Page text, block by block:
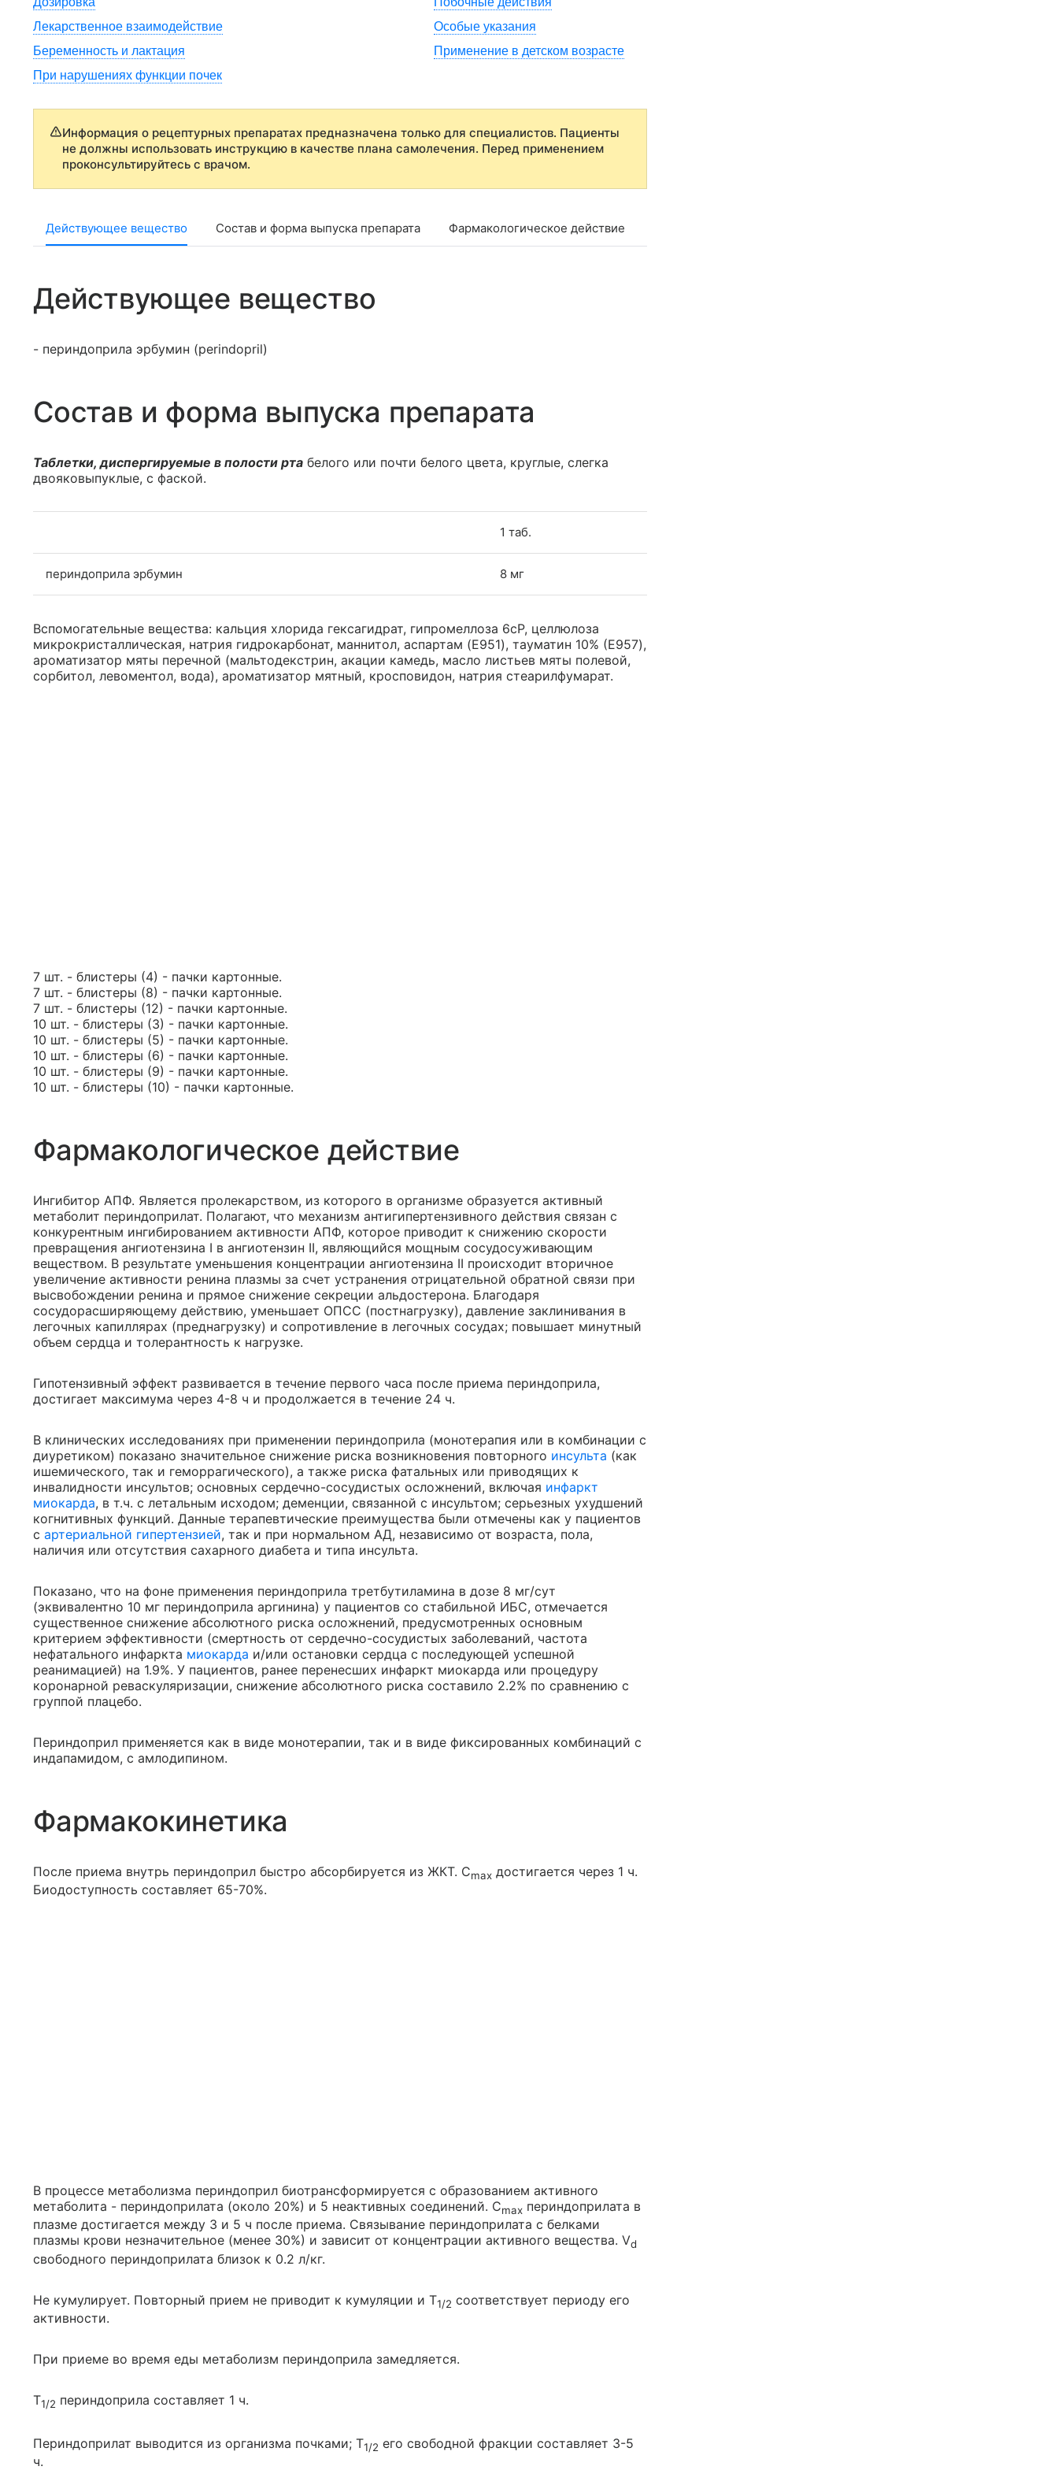
Лекарственное взаимодействие
Особые указания
Беременность и лактация
Применение в детском возрасте
При нарушениях функции почек
Информация о рецептурных препаратах предназначена только для специалистов. Пациенты
не должны использовать инструкцию в качестве плана самолечения. Перед применением
проконсультируйтесь с врачом.
Действующее вещество Состав и форма выпуска препарата Фармакологическое действие
Действующее вещество
- периндоприла эрбумин (perindopril)
Состав и форма выпуска препарата
Таблетки, диспергируемые в полости рта белого или почти белого цвета, круглые, слегка
двояковыпуклые, с фаской.
1 таб.
периндоприла эрбумин 8 мг
Вспомогательные вещества: кальция хлорида гексагидрат, гипромеллоза 6cP, целлюлоза
микрокристаллическая, натрия гидрокарбонат, маннитол, аспартам (E951), тауматин 10% (E957),
ароматизатор мяты перечной (мальтодекстрин, акации камедь, масло листьев мяты полевой,
сорбитол, левоментол, вода), ароматизатор мятный, кросповидон, натрия стеарилфумарат.
7 шт. - блистеры (4) - пачки картонные.
7 шт. - блистеры (8) - пачки картонные.
7 шт. - блистеры (12) - пачки картонные.
10 шт. - блистеры (3) - пачки картонные.
10 шт. - блистеры (5) - пачки картонные.
10 шт. - блистеры (6) - пачки картонные.
10 шт. - блистеры (9) - пачки картонные.
10 шт. - блистеры (10) - пачки картонные.
Фармакологическое действие
Ингибитор АПФ. Является пролекарством, из которого в организме образуется активный
метаболит периндоприлат. Полагают, что механизм антигипертензивного действия связан с
конкурентным ингибированием активности АПФ, которое приводит к снижению скорости
превращения ангиотензина I в ангиотензин II, являющийся мощным сосудосуживающим
веществом. В результате уменьшения концентрации ангиотензина II происходит вторичное
увеличение активности ренина плазмы за счет устранения отрицательной обратной связи при
высвобождении ренина и прямое снижение секреции альдостерона. Благодаря
сосудорасширяющему действию, уменьшает ОПСС (постнагрузку), давление заклинивания в
легочных капиллярах (преднагрузку) и сопротивление в легочных сосудах; повышает минутный
объем сердца и толерантность к нагрузке.
Гипотензивный эффект развивается в течение первого часа после приема периндоприла,
достигает максимума через 4-8 ч и продолжается в течение 24 ч.
В клинических исследованиях при применении периндоприла (монотерапия или в комбинации с
диуретиком) показано значительное снижение риска возникновения повторного инсульта (как
ишемического, так и геморрагического), а также риска фатальных или приводящих к
инвалидности инсультов; основных сердечно-сосудистых осложнений, включая инфаркт
миокарда, в т.ч. с летальным исходом; деменции, связанной с инсультом; серьезных ухудшений
когнитивных функций. Данные терапевтические преимущества были отмечены как у пациентов
с артериальной гипертензией, так и при нормальном АД, независимо от возраста, пола,
наличия или отсутствия сахарного диабета и типа инсульта.
Показано, что на фоне применения периндоприла третбутиламина в дозе 8 мг/сут
(эквивалентно 10 мг периндоприла аргинина) у пациентов со стабильной ИБС, отмечается
существенное снижение абсолютного риска осложнений, предусмотренных основным
критерием эффективности (смертность от сердечно-сосудистых заболеваний, частота
нефатального инфаркта миокарда и/или остановки сердца с последующей успешной
реанимацией) на 1.9%. У пациентов, ранее перенесших инфаркт миокарда или процедуру
коронарной реваскуляризации, снижение абсолютного риска составило 2.2% по сравнению с
группой плацебо.
Периндоприл применяется как в виде монотерапии, так и в виде фиксированных комбинаций с
индапамидом, с амлодипином.
Фармакокинетика
После приема внутрь периндоприл быстро абсорбируется из ЖКТ. Cmax достигается через 1 ч.
Биодоступность составляет 65-70%.
В процессе метаболизма периндоприл биотрансформируется с образованием активного
метаболита - периндоприлата (около 20%) и 5 неактивных соединений. Cmax периндоприлата в
плазме достигается между 3 и 5 ч после приема. Связывание периндоприлата с белками
плазмы крови незначительное (менее 30%) и зависит от концентрации активного вещества. Vd
свободного периндоприлата близок к 0.2 л/кг.
Не кумулирует. Повторный прием не приводит к кумуляции и T1/2 соответствует периоду его
активности.
При приеме во время еды метаболизм периндоприла замедляется.
T1/2 периндоприла составляет 1 ч.
Периндоприлат выводится из организма почками; T1/2 его свободной фракции составляет 3-5
ч.